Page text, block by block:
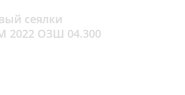
сеялки
2022 ОЗШ 04.300